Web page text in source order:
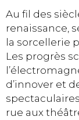
Au fil des
renaissance,
la sorcellerie
Les progrès
d’innover et
rue aux